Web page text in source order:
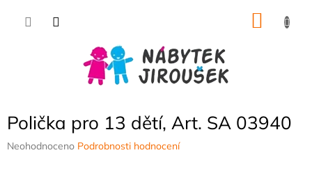
Polička pro 13 dětí, Art. SA 03940
Průměrné
Neohodnoceno Podrobnosti hodnocení